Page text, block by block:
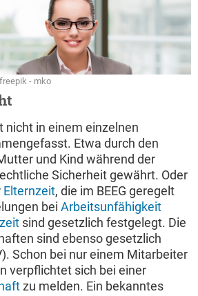
- mko
nicht in einem einzelnen
Etwa durch den
und Kind während der
Sicherheit gewährt. Oder
Elternzeit, die im BEEG geregelt
bei Arbeitsunfähigkeit
sind gesetzlich festgelegt. Die
sind ebenso gesetzlich
Schon bei nur einem Mitarbeiter
verpflichtet sich bei einer
zu melden. Ein bekanntes